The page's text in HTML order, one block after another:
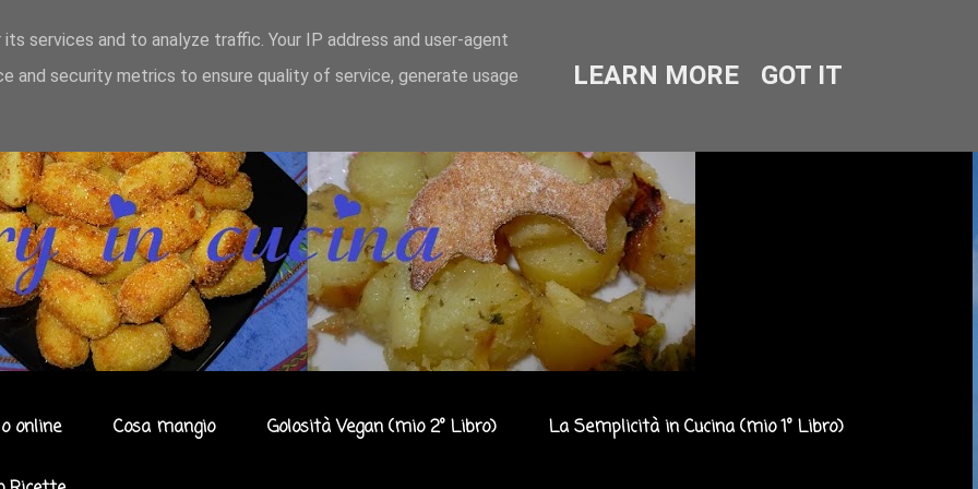
online Cosa mangio Golosità Vegan (mio 2° Libro) La Semplicità in Cucina (mio 1° Libro)
services and to analyze traffic. Your IP address and user-agent
and security metrics to ensure quality of service, generate usage
LEARN MORE GOT IT